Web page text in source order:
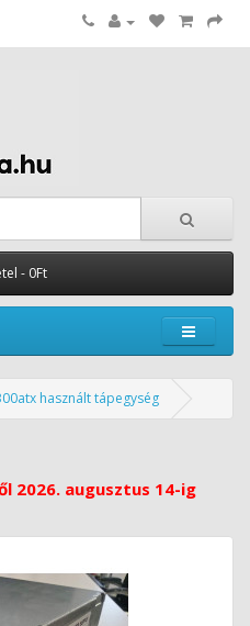
- 0Ft
használt tápegység
2026. augusztus 14-ig